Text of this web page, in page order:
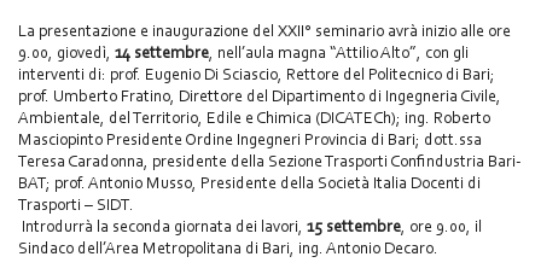
La presentazione e inaugurazione del XXII° seminario avrà inizio alle ore
9.00, giovedì, 14 settembre, nell’aula magna “Attilio Alto”, con gli
interventi di: prof. Eugenio Di Sciascio, Rettore del Politecnico di Bari;
prof. Umberto Fratino, Direttore del Dipartimento di Ingegneria Civile,
Ambientale, del Territorio, Edile e Chimica (DICATECh); ing. Roberto
Masciopinto Presidente Ordine Ingegneri Provincia di Bari; dott.ssa
Teresa Caradonna, presidente della Sezione Trasporti Confindustria Bari-
BAT; prof. Antonio Musso, Presidente della Società Italia Docenti di
Trasporti – SIDT.
Introdurrà la seconda giornata dei lavori, 15 settembre, ore 9.00, il
Sindaco dell’Area Metropolitana di Bari, ing. Antonio Decaro.